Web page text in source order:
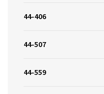
44-406
44-507
44-559